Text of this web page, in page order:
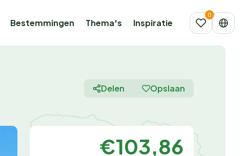
Bestemmingen Thema's Inspiratie
Delen Opslaan
€103,86